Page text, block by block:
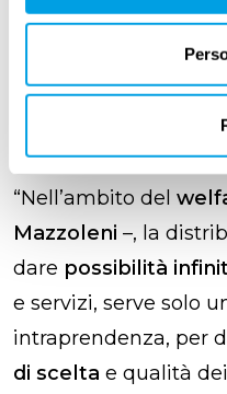
modello di welfare,
strumento
“Nell’ambito del
Mazzoleni –, la
dare possibilità
e servizi, serve solo
intraprendenza, per
di scelta e qualità dei